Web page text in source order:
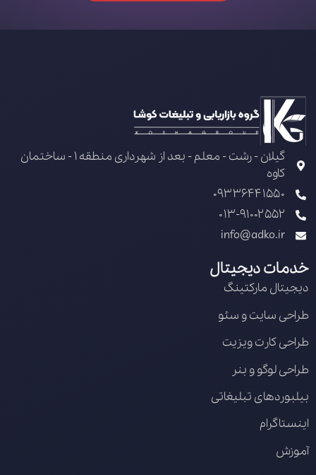
گیلان - رشت - معلم - بعد از شهرداری منطقه 1 - ساختمان
کاوه
09336441550
013-91002552
info@adko.ir
خدمات دیجیتال
دیجیتال مارکتینگ
طراحی سایت و سئو
طراحی کارت ویزیت
طراحی لوگو و بنر
بیلبوردهای تبلیغاتی
اینستاگرام
آموزش